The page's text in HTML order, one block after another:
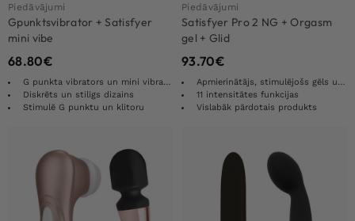
Piedāvājumi
Gpunktsvibrator + Satisfyer
mini vibe
68.80€
G punkta vibrators un mini vibrators
Diskrēts un stilīgs dizains
Stimulē G punktu un klitoru
Piedāvājumi
Satisfyer Pro 2 NG + Orgasm
gel + Glid
93.70€
Apmierinātājs, stimulējošs gēls un smērviela
11 intensitātes funkcijas
Vislabāk pārdotais produkts